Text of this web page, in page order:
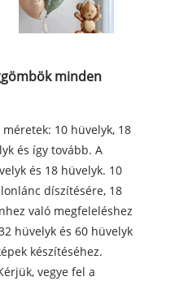
minden
10 hüvelyk, 18
és így tovább. A
és 18 hüvelyk. 10
díszítésére, 18
való megfeleléshez
hüvelyk és 60 hüvelyk
készítéséhez.
vegye fel a